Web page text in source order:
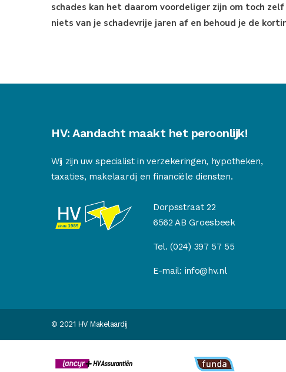
schades kan het daarom voordeliger zijn om toch
niets van je schadevrije jaren af en behoud je de
HV: Aandacht maakt het peroonlijk!
Wij zijn uw specialist in verzekeringen, hypotheken,
taxaties, makelaardij en financiële diensten.
Dorpsstraat 22
6562 AB Groesbeek
Tel.(024) 397 57 55
E-mail: info@hv.nl
© 2021 HV Makelaardij